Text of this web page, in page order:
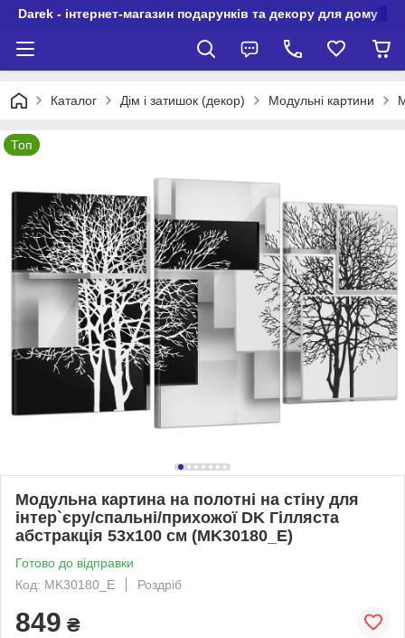
Darek - інтернет-магазин подарунків та декору для дому
Каталог Дім і затишок (декор) Модульні картини
Топ
Модульна картина на полотні на стіну для
інтер`єру/спальні/прихожої DK Гілляста
абстракція 53x100 см (MK30180_E)
Готово до відправки
Код: MK30180_E
Роздріб
849 ₴